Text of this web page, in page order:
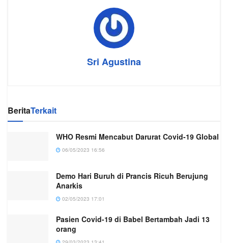
Sri Agustina
BeritaTerkait
WHO Resmi Mencabut Darurat Covid-19 Global
06/05/2023 16:56
Demo Hari Buruh di Prancis Ricuh Berujung
Anarkis
02/05/2023 17:01
Pasien Covid-19 di Babel Bertambah Jadi 13
orang